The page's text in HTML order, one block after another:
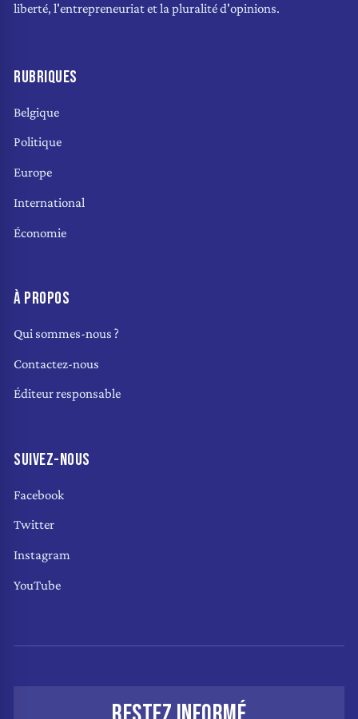
liberté, l'entrepreneuriat et la pluralité d'opinions.
RUBRIQUES
Belgique
Politique
Europe
International
Économie
À PROPOS
Qui sommes-nous ?
Contactez-nous
Éditeur responsable
SUIVEZ-NOUS
Facebook
Twitter
Instagram
YouTube